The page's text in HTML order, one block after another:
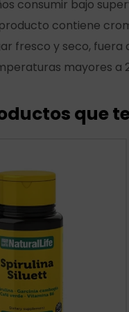
consumir bajo
contiene
fresco y seco, fuera
mayores a
que